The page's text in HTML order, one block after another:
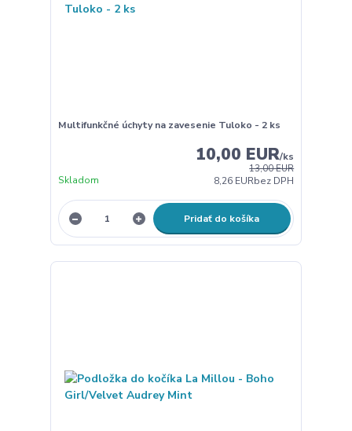
Multifunkčné úchyty na zavesenie Tuloko - 2 ks
13,00 EUR
10,00 EUR/ks
8,26 EURbez DPH
Skladom
Pridať do košíka